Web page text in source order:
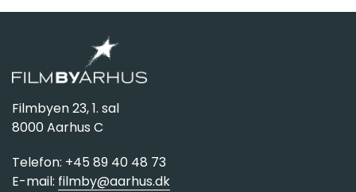
Filmbyen 23, 1. sal
8000 Aarhus C
Telefon: +45 89 40 48 73
E-mail: filmby@aarhus.dk